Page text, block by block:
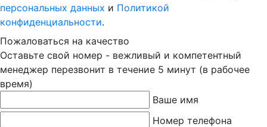
персональных данных и Политикой
конфиденциальности.
Пожаловаться на качество
Оставьте свой номер - вежливый и компетентный
менеджер перезвонит в течение 5 минут (в рабочее
время)
Ваше имя
Номер телефона